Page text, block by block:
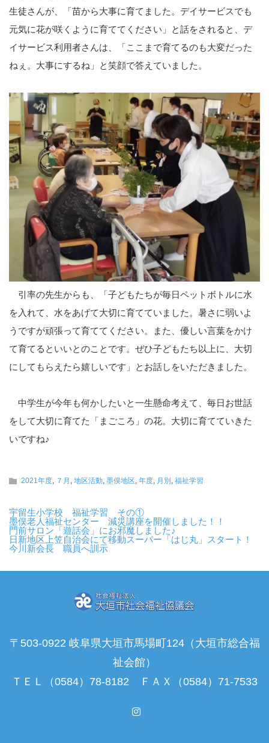
生徒さんが、「苗から大事に育てました。デイサービスでも
元気に花が咲くように育ててください」と話をされると、デ
イサービス利用者さんは、「ここまで育てるのも大変だった
ねぇ。大事にするね」と笑顔で答えていました。
引率の先生からも、「子どもたちが毎日ペットボトルに水
を入れて、水をあげて大切に育てていました。暑さに弱いよ
うですが頑張って育ててください。また、優しい言葉をかけ
て育てるといいとのことです。ぜひ子どもたち以上に、大切
にしてもらえたら嬉しいです」とお話しをいただきました。
中学生が今年も何かしたいと一生懸命考えて、毎日お世話
をして大切に育てた「まごころ」の花。大切に育てていきた
いですね♪
2021年度 ７月 地区活動 墨俣地区 年度 月別 福祉学習
宇留生小学校 福祉学習 その①
墨俣老人福祉センター 減災講座を開催しました！！
門前サロン「遊話会」にお邪魔しました♪
日新地区上笠自治会にて移動スーパー「はじ丸」スタート！
今川新会長 職員へ訓示
〒503-0922 岐阜県大垣市馬場町124（大垣市総合福
祉会館）
ＴＥＬ（0584）78-8182 ＦＡＸ（0584）71-7533